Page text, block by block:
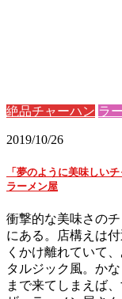
絶品チャーハン ラ
2019/10/26
「夢のように美味しい
ラーメン屋
衝撃的な美味さの
にある。店構えは
くかけ離れていて
タルジック風。か
まで来てしまえば